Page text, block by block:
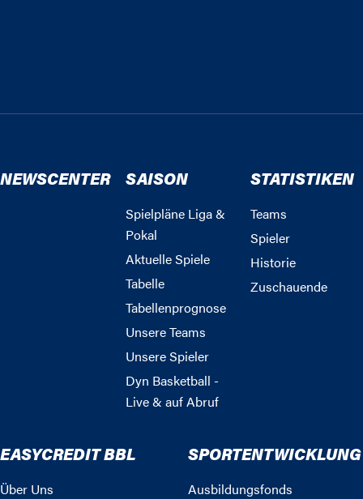
NEWSCENTER SAISON
Spielpläne Liga &
Pokal
Aktuelle Spiele
Tabelle
Tabellenprognose
Unsere Teams
Unsere Spieler
Dyn Basketball -
Live & auf Abruf
STATISTIKEN
Teams
Spieler
Historie
Zuschauende
EASYCREDIT BBL
Über Uns
SPORTENTWICKLUNG
Ausbildungsfonds